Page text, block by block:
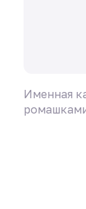
Именная